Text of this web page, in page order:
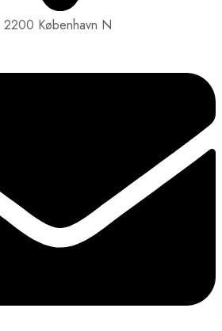
2200 København N